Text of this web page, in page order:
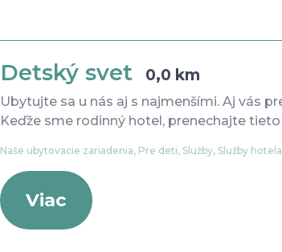
Detský svet 0,0 km
Ubytujte sa u nás aj s najmenšími. Aj vás
Keďže sme rodinný hotel, prenechajte tieto
Naše ubytovacie zariadenia, Pre deti, Služby, Služby hotela
Viac